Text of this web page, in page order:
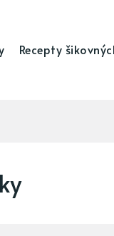
Recepty